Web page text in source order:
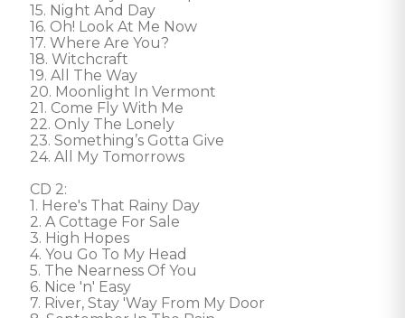
15. Night And Day
16. Oh! Look At Me Now
17. Where Are You?
18. Witchcraft
19. All The Way
20. Moonlight In Vermont
21. Come Fly With Me
22. Only The Lonely
23. Something’s Gotta Give
24. All My Tomorrows
CD 2:
1. Here's That Rainy Day
2. A Cottage For Sale
3. High Hopes
4. You Go To My Head
5. The Nearness Of You
6. Nice 'n' Easy
7. River, Stay 'Way From My Door